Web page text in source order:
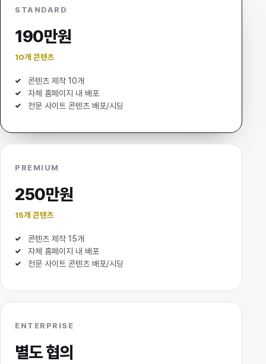
STANDARD
190만원
10개 콘텐츠
콘텐츠 제작 10개
자체 홈페이지 내 배포
전문 사이트 콘텐츠 배포/시딩
PREMIUM
250만원
15개 콘텐츠
콘텐츠 제작 15개
자체 홈페이지 내 배포
전문 사이트 콘텐츠 배포/시딩
ENTERPRISE
별도 협의